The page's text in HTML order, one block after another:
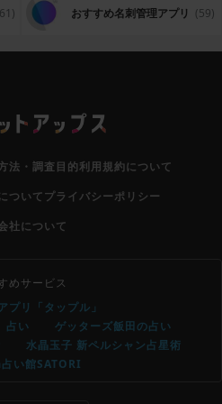
おすすめ名刺管理アプリ (59)
法・調査目的利用規約について
ついてプライバシーポリシー
社について
めサービス
プリ「タップル」
占い
ゲッターズ飯田の占い
水晶玉子 新ペルシャン占星術
い館SATORI